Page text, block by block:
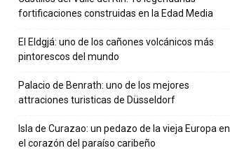
fortificaciones construidas en la Edad Media
El Eldgjá: uno de los cañones volcánicos más
pintorescos del mundo
Palacio de Benrath: uno de los mejores
attraciones turisticas de Düsseldorf
Isla de Curazao: un pedazo de la vieja Europa en
el corazón del paraíso caribeño